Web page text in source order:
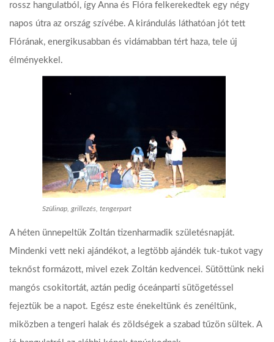
rossz hangulatból, így Anna és Flóra felkerekedtek egy négy
napos útra az ország szívébe. A kirándulás láthatóan jót tett
Flórának, energikusabban és vidámabban tért haza, tele új
élményekkel.
Szülinap, grillezés, tengerpart
A héten ünnepeltük Zoltán tizenharmadik születésnapját.
Mindenki vett neki ajándékot, a legtöbb ajándék tuk-tukot vagy
teknőst formázott, mivel ezek Zoltán kedvencei. Sütöttünk neki
mangós csokitortát, aztán pedig óceánparti sütögetéssel
fejeztük be a napot. Egész este énekeltünk és zenéltünk,
miközben a tengeri halak és zöldségek a szabad tűzön sültek. A